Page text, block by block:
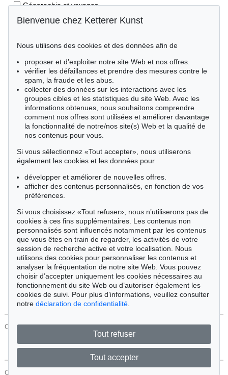
Géographie et voyages
Éditions princeps
Livres pour enfants
Style de vie
Événements clés des sciences naturelles
Littérature mondiale
Littérature économique
Cimélie
Trier par:
Tous les objets
Offres actuelles
Objets vendus
Chercher
CONTACT Protection Des Données
CONTACT
Bienvenue chez Ketterer Kunst
Nous utilisons des cookies et des données afin de
proposer et d’exploiter notre site Web et nos offres.
vérifier les défaillances et prendre des mesures contre le
spam, la fraude et les abus.
collecter des données sur les interactions avec les
groupes cibles et les statistiques du site Web. Avec les
informations obtenues, nous souhaitons comprendre
comment nos offres sont utilisées et améliorer davantage
la fonctionnalité de notre/nos site(s) Web et la qualité de
nos contenus pour vous.
Si vous sélectionnez «Tout accepter», nous utiliserons
également les cookies et les données pour
développer et améliorer de nouvelles offres.
afficher des contenus personnalisés, en fonction de vos
préférences.
Si vous choisissez «Tout refuser», nous n’utiliserons pas de
cookies à ces fins supplémentaires. Les contenus non
personnalisés sont influencés notamment par les contenus
que vous êtes en train de regarder, les activités de votre
session de recherche active et votre localisation. Nous
utilisons des cookies pour personnaliser les contenus et
analyser la fréquentation de notre site Web. Vous pouvez
choisir d’accepter uniquement les cookies nécessaires au
fonctionnement du site Web ou d’autoriser également les
cookies de suivi. Pour plus d’informations, veuillez consulter
notre déclaration de confidentialité
Tout refuser
Tout accepter